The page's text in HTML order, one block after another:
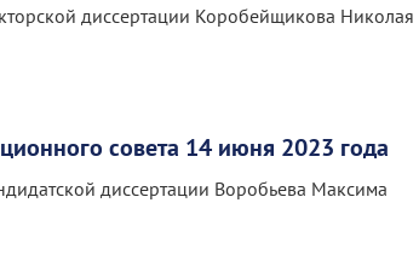
диссертации Коробейщикова Николая
совета 14 июня 2023 года
диссертации Воробьева Максима